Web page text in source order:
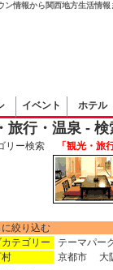
ン情報から関西地方生活情報
イベント ホテル
旅行・温泉 - 検
リー検索 「観光・旅
に絞り込む
テゴリー
テーマパー
京都市
大